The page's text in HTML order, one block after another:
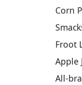
Corn
Froot
Apple
All-